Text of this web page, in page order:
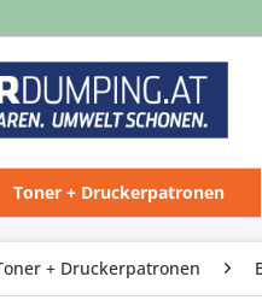
Toner + Druckerpatronen
+ Druckerpatronen